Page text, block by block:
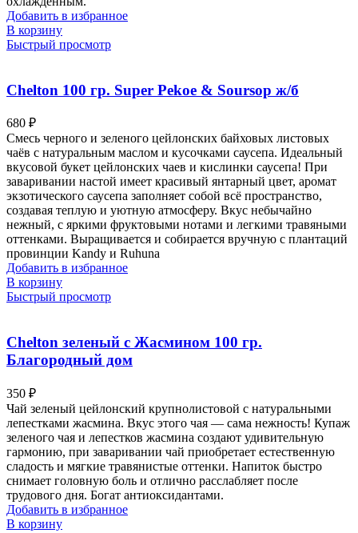
Добавить в избранное
В корзину
Быстрый просмотр
Chelton 100 гр. Super Pekoe & Soursop ж/б
680 ₽
Смесь черного и зеленого цейлонских байховых листовых
чаёв с натуральным маслом и кусочками саусепа. Идеальный
вкусовой букет цейлонских чаев и кислинки саусепа! При
заваривании настой имеет красивый янтарный цвет, аромат
экзотического саусепа заполняет собой всё пространство,
создавая теплую и уютную атмосферу. Вкус небычайно
нежный, с яркими фруктовыми нотами и легкими травяными
оттенками. Выращивается и собирается вручную с плантаций
провинции Kandy и Ruhuna
Добавить в избранное
В корзину
Быстрый просмотр
Chelton зеленый c Жасмином 100 гр.
Благородный дом
350 ₽
Чай зеленый цейлонский крупнолистовой с натуральными
лепестками жасмина. Вкус этого чая — сама нежность! Купаж
зеленого чая и лепестков жасмина создают удивительную
гармонию, при заваривании чай приобретает естественную
сладость и мягкие травянистые оттенки. Напиток быстро
снимает головную боль и отлично расслабляет после
трудового дня. Богат антиоксидантами.
Добавить в избранное
В корзину